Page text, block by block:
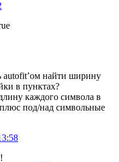
autofit’ом найти ширину
в пунктах?
каждого символа в
под/над символьные